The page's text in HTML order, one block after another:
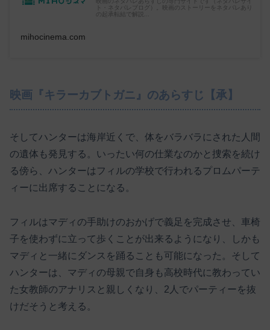
ト・ネタバレブログ）。映画のストーリーをネタバレあり
の起承転結で解説...
mihocinema.com
映画『キラーカブトガニ』のあらすじ【承】
そしてハンターは海岸近くで、体をバラバラにされた人間
の遺体も発見する。いったい何の仕業なのかと捜索を続け
る傍ら、ハンターはフィルの学校で行われるプロムパーテ
ィーに出席することになる。
フィルはマディの手助けのおかげで義足を完成させ、車椅
子を使わずに立って歩くことが出来るようになり、しかも
マディと一緒にダンスを踊ることも可能になった。そして
ハンターは、マディの母親で自身も高校時代に教わってい
た女教師のアナリスと親しくなり、2人でパーティーを抜
けだそうと考える。